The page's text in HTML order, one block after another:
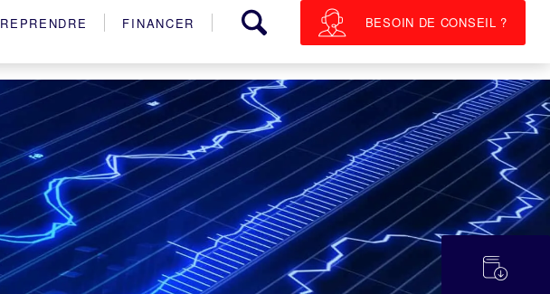
REPRENDRE FINANCER BESOIN DE CONSEIL ?
蠟